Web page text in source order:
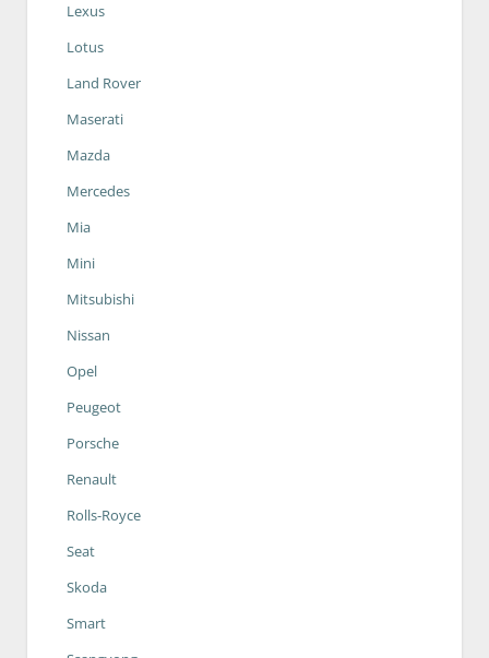
Lexus
Lotus
Land Rover
Maserati
Mazda
Mercedes
Mia
Mini
Mitsubishi
Nissan
Opel
Peugeot
Porsche
Renault
Rolls-Royce
Seat
Skoda
Smart